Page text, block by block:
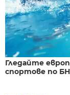
Гледайте
спортове по